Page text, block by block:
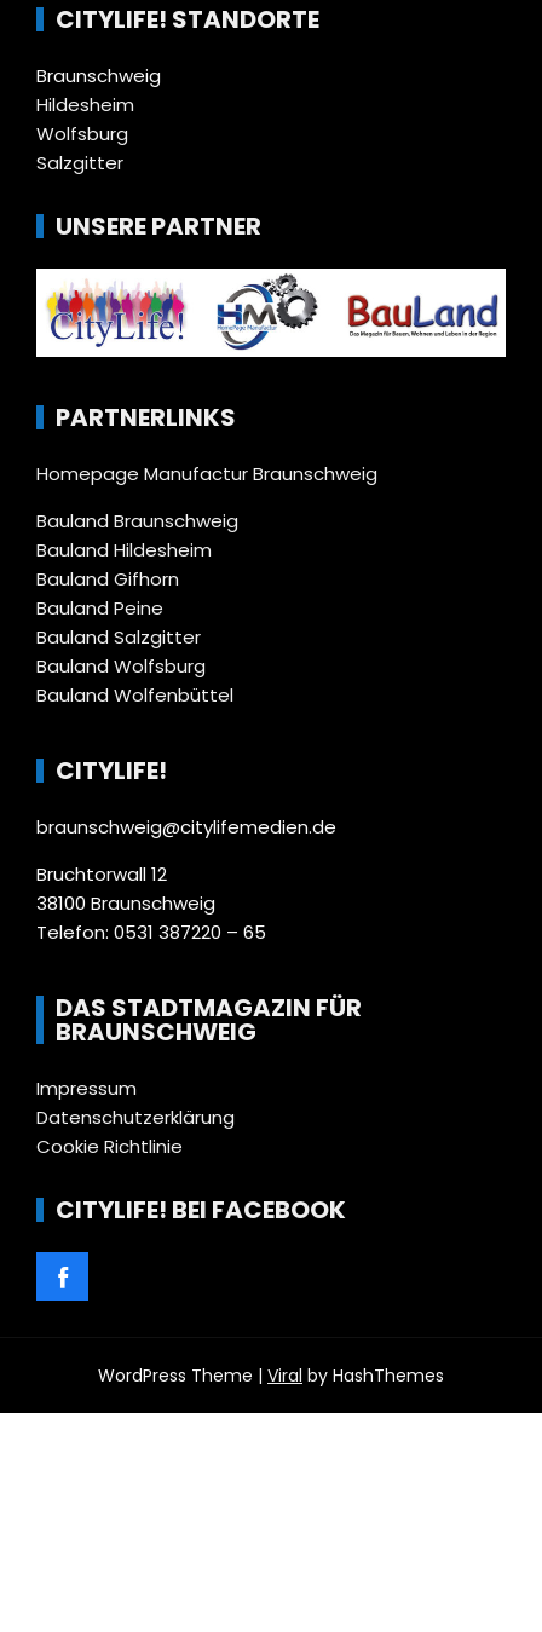
CITYLIFE! STANDORTE
Braunschweig
Hildesheim
Wolfsburg
Salzgitter
UNSERE PARTNER
PARTNERLINKS
Homepage Manufactur Braunschweig
Bauland Braunschweig
Bauland Hildesheim
Bauland Gifhorn
Bauland Peine
Bauland Salzgitter
Bauland Wolfsburg
Bauland Wolfenbüttel
CITYLIFE!
braunschweig@citylifemedien.de
Bruchtorwall 12
38100 Braunschweig
Telefon: 0531 387220 – 65
DAS STADTMAGAZIN FÜR
BRAUNSCHWEIG
Impressum
Datenschutzerklärung
Cookie Richtlinie
CITYLIFE! BEI FACEBOOK
WordPress Theme | Viral by HashThemes